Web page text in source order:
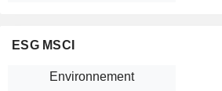
ESG MSCI
Environnement